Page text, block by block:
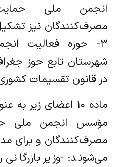
انجمن ملی
مصرف‌کنندگان نیز
۳- حوزه فعالیت
شهرستان تابع حوز
در قانون تقسیمات
ماده ۱۰ اعضای زیر
مؤسس انجمن ملی
مصرف‌کنندگان و برای
می‌شوند: -وزیر